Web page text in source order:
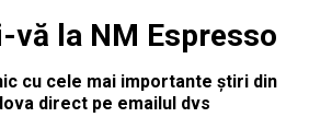
vă la NM Espresso
cu cele mai importante știri din
direct pe emailul dvs